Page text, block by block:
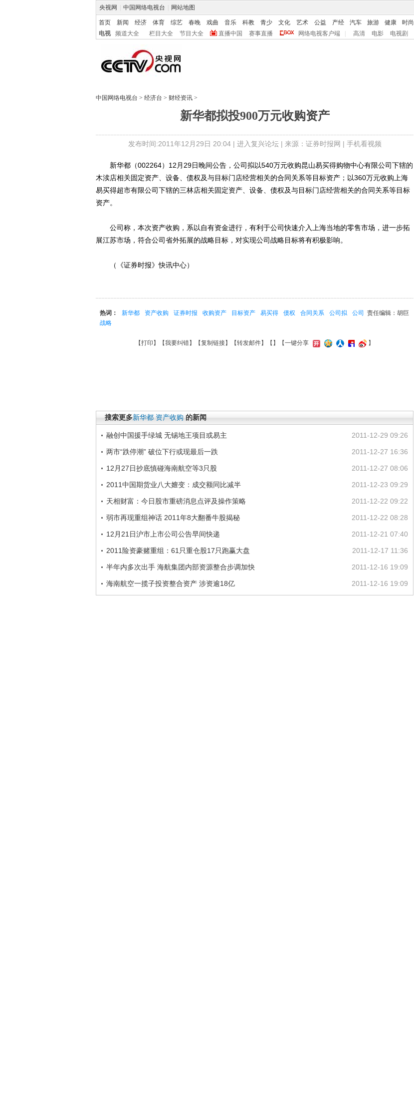
央视网 中国网络电视台 网站地图
首页 新闻 经济 体育 综艺 春晚 戏曲 音乐 科教 青少 文化 艺术 公益 产经 汽车 旅游 健康 时尚
电视
频道大全 栏目大全 节目大全 直播中国 赛事直播 网络电视客户端 高清 电影 电视剧
中国网络电视台 > 经济台 > 财经资讯 >
新华都拟投900万元收购资产
发布时间:2011年12月29日 20:04 | 进入复兴论坛| 来源：证券时报网 | 手机看视频
新华都（002264）12月29日晚间公告，公司拟以540万元收购昆山易买得购物中心有限公司下辖的
木渎店相关固定资产、设备、债权及与目标门店经营相关的合同关系等目标资产；以360万元收购上海
易买得超市有限公司下辖的三林店相关固定资产、设备、债权及与目标门店经营相关的合同关系等目标
资产。
公司称，本次资产收购，系以自有资金进行，有利于公司快速介入上海当地的零售市场，进一步拓
展江苏市场，符合公司省外拓展的战略目标，对实现公司战略目标将有积极影响。
（《证券时报》快讯中心）
责任编辑：胡巨
热词： 新华都 资产收购 证券时报 收购资产 目标资产 易买得 债权 合同关系 公司拟
公司
战略
【打印 】【我要纠错】【复制链接】【转发邮件】【 】 【一键分享 】
搜索更多新华都 资产收购 的新闻
2011-12-29 09:26
融创中国援手绿城 无锡地王项目或易主
2011-12-27 16:36
两市“跌停潮” 破位下行或现最后一跌
2011-12-27 08:06
12月27日抄底慎碰海南航空等3只股
2011-12-23 09:29
2011中国期货业八大嬗变：成交额同比减半
2011-12-22 09:22
天相财富：今日股市重磅消息点评及操作策略
2011-12-22 08:28
弱市再现重组神话 2011年8大翻番牛股揭秘
2011-12-21 07:40
12月21日沪市上市公司公告早间快递
2011-12-17 11:36
2011险资豪赌重组：61只重仓股17只跑赢大盘
2011-12-16 19:09
半年内多次出手 海航集团内部资源整合步调加快
2011-12-16 19:09
海南航空一揽子投资整合资产 涉资逾18亿